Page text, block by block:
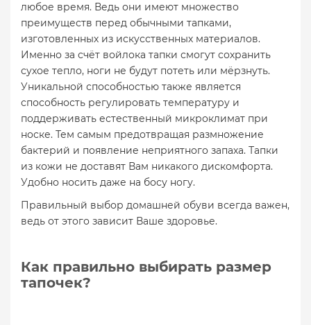
любое время. Ведь они имеют множество
преимуществ перед обычными тапками,
изготовленных из искусственных материалов.
Именно за счёт войлока тапки смогут сохранить
сухое тепло, ноги не будут потеть или мёрзнуть.
Уникальной способностью также является
способность регулировать температуру и
поддерживать естественный микроклимат при
носке. Тем самым предотвращая размножение
бактерий и появление неприятного запаха. Тапки
из кожи не доставят Вам никакого дискомфорта.
Удобно носить даже на босу ногу.
Правильный выбор домашней обуви всегда важен,
ведь от этого зависит Ваше здоровье.
Как правильно выбирать размер
тапочек?